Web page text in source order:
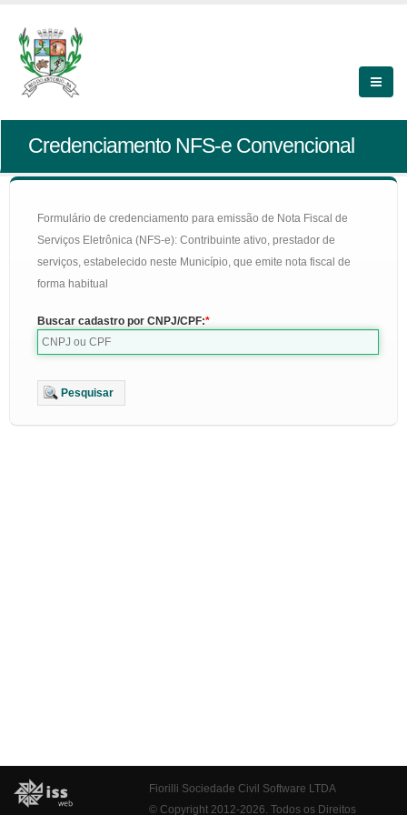
Credenciamento NFS-e Convencional
Formulário de credenciamento para emissão de Nota Fiscal de
Serviços Eletrônica (NFS-e): Contribuinte ativo, prestador de
serviços, estabelecido neste Município, que emite nota fiscal de
forma habitual
Buscar cadastro por CNPJ/CPF:
Pesquisar
Fiorilli Sociedade Civil Software LTDA
© Copyright 2012-2026. Todos os Direitos